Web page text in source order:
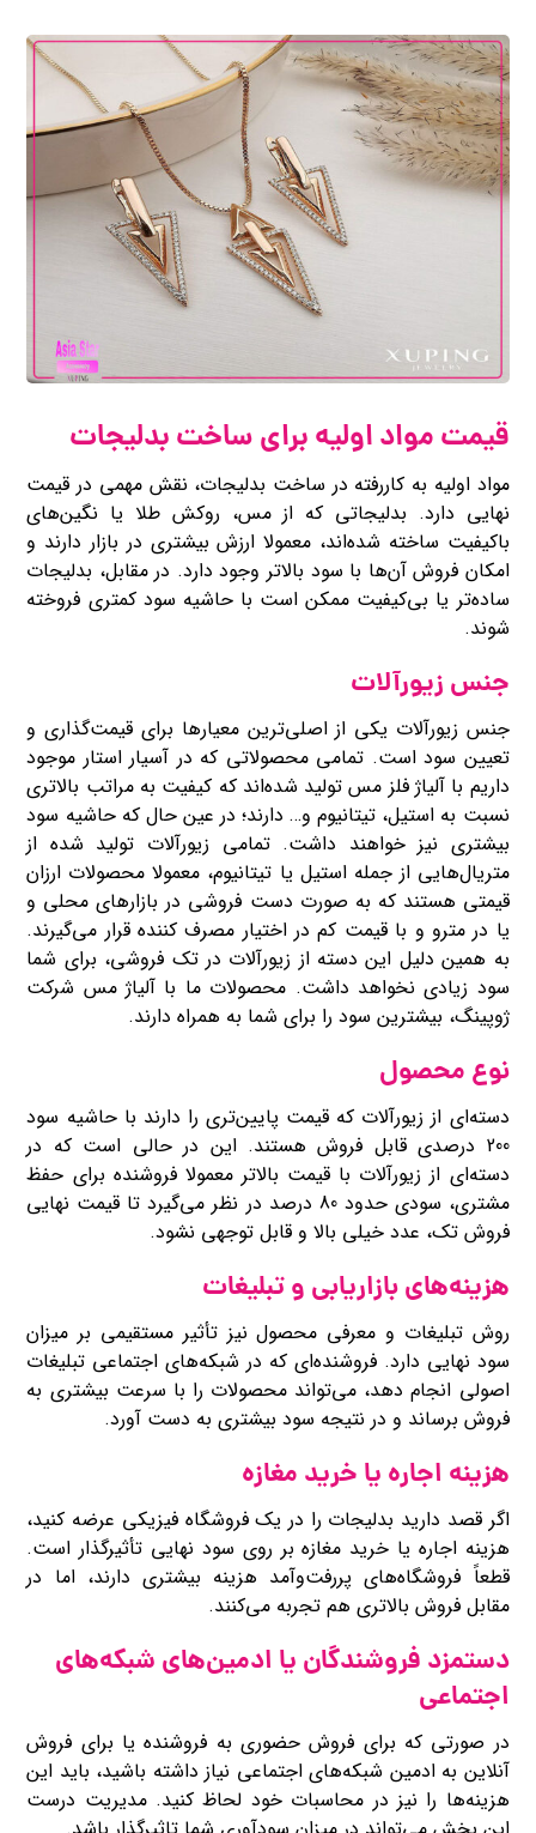
قیمت مواد اولیه برای ساخت بدلیجات
مواد اولیه به ‌کاررفته در ساخت بدلیجات، نقش مهمی در قیمت
نهایی دارد. بدلیجاتی که از مس، روکش طلا یا نگین‌های
باکیفیت ساخته شده‌اند، معمولا ارزش بیشتری در بازار دارند و
امکان فروش آن‌ها با سود بالاتر وجود دارد. در مقابل، بدلیجات
ساده‌تر یا بی‌کیفیت ممکن است با حاشیه سود کمتری فروخته
شوند.
جنس زیورآلات
جنس زیورآلات یکی از اصلی‌ترین معیارها برای قیمت‌گذاری و
تعیین سود است. تمامی محصولاتی که در آسیار استار موجود
داریم با آلیاژ فلز مس تولید شده‌اند که کیفیت به مراتب بالاتری
نسبت به استیل، تیتانیوم و… دارند؛ در عین حال که حاشیه سود
بیشتری نیز خواهند داشت. تمامی زیورآلات تولید شده از
متریال‌هایی از جمله استیل یا تیتانیوم، معمولا محصولات ارزان
قیمتی هستند که به صورت دست فروشی در بازارهای محلی و
یا در مترو و با قیمت کم در اختیار مصرف کننده قرار می‌گیرند.
به همین دلیل این دسته از زیورآلات در تک فروشی، برای شما
سود زیادی نخواهد داشت. محصولات ما با آلیاژ مس شرکت
ژوپینگ، بیشترین سود را برای شما به همراه دارند.
نوع محصول
دسته‌ای از زیورآلات که قیمت پایین‌تری را دارند با حاشیه سود
200 درصدی قابل فروش هستند. این در حالی است که در
دسته‌ای از زیورآلات با قیمت بالاتر معمولا فروشنده برای حفظ
مشتری، سودی حدود 80 درصد در نظر می‌گیرد تا قیمت‌ نهایی
فروش تک، عدد خیلی بالا و قابل توجهی نشود.
هزینه‌های بازاریابی و تبلیغات
روش تبلیغات و معرفی محصول نیز تأثیر مستقیمی بر میزان
سود نهایی دارد. فروشنده‌ای که در شبکه‌های اجتماعی تبلیغات
اصولی انجام دهد، می‌تواند محصولات را با سرعت بیشتری به
فروش برساند و در نتیجه سود بیشتری به دست آورد.
هزینه اجاره یا خرید مغازه
اگر قصد دارید بدلیجات را در یک فروشگاه فیزیکی عرضه کنید،
هزینه اجاره یا خرید مغازه بر روی سود نهایی تأثیرگذار است.
قطعاً فروشگاه‌های پررفت‌وآمد هزینه بیشتری دارند، اما در
مقابل فروش بالاتری هم تجربه می‌کنند.
دستمزد فروشندگان یا ادمین‌های شبکه‌های
اجتماعی
در صورتی که برای فروش حضوری به فروشنده یا برای فروش
آنلاین به ادمین شبکه‌های اجتماعی نیاز داشته باشید، باید این
هزینه‌ها را نیز در محاسبات خود لحاظ کنید. مدیریت درست